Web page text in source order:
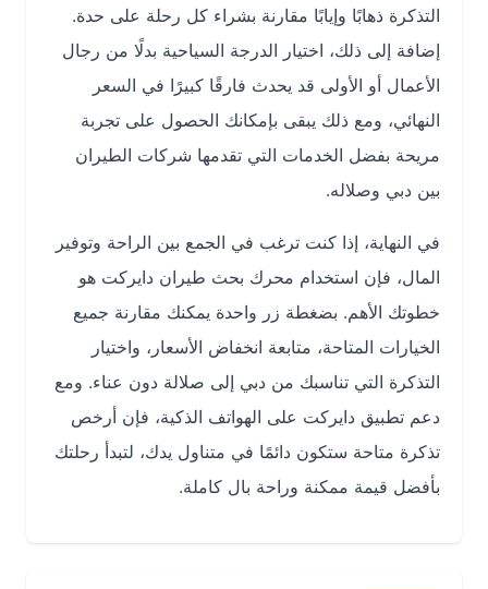
التذكرة ذهابًا وإيابًا مقارنة بشراء كل رحلة على حدة.
إضافة إلى ذلك، اختيار الدرجة السياحية بدلًا من رجال
الأعمال أو الأولى قد يحدث فارقًا كبيرًا في السعر
النهائي، ومع ذلك يبقى بإمكانك الحصول على تجربة
مريحة بفضل الخدمات التي تقدمها شركات الطيران
بين دبي وصلاله.
في النهاية، إذا كنت ترغب في الجمع بين الراحة وتوفير
المال، فإن استخدام محرك بحث طيران دايركت هو
خطوتك الأهم. بضغطة زر واحدة يمكنك مقارنة جميع
الخيارات المتاحة، متابعة انخفاض الأسعار، واختيار
التذكرة التي تناسبك من دبي إلى صلالة دون عناء. ومع
دعم تطبيق دايركت على الهواتف الذكية، فإن أرخص
تذكرة متاحة ستكون دائمًا في متناول يدك، لتبدأ رحلتك
بأفضل قيمة ممكنة وراحة بال كاملة.